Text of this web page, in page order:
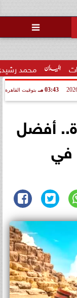

لقاء الرئيس السيسي
03:43 مـ بتوقيت القاهرة
أفضل
في
ثورة غضب داخل
بسبب الخصومات